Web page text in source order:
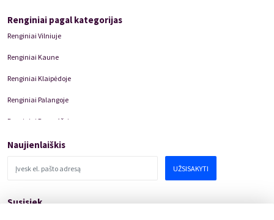
Renginiai pagal kategorijas
Renginiai Vilniuje
Renginiai Kaune
Renginiai Klaipėdoje
Renginiai Palangoje
Renginiai Panevėžyje
Domino Teatro Spektakliai
Naujienlaiškis
UŽSISAKYTI
Susisiek